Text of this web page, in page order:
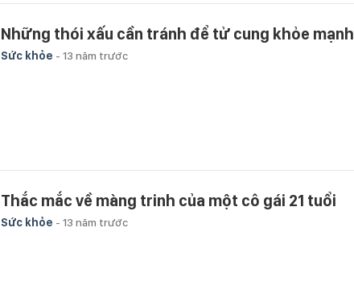
Những thói xấu cần tránh để tử cung khỏe mạnh
Sức khỏe - 13 năm trước
Thắc mắc về màng trinh của một cô gái 21 tuổi
Sức khỏe - 13 năm trước